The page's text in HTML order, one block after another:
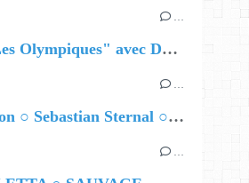
TOP LEFT, THEN ENGLISH
…
Célébrez "Les Olympiques" avec DVTR !
…
Airelle Besson ○ Sebastian Sternal ○ Jonas Burgwinkel
…